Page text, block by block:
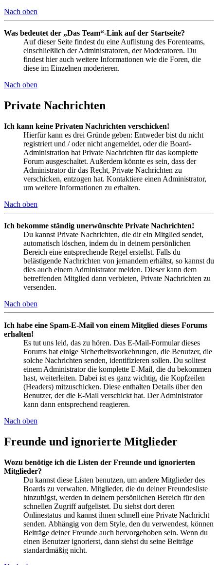
Nach oben
Was bedeutet der „Das Team“-Link auf der Startseite?
Auf dieser Seite findest du eine Auflistung des Forenteams,
einschließlich der Administratoren, der Moderatoren. Du
findest hier auch weitere Informationen wie die Foren, die
diese im Einzelnen moderieren.
Nach oben
Private Nachrichten
Ich kann keine Privaten Nachrichten verschicken!
Hierfür kann es drei Gründe geben: Entweder bist du nicht
registriert und / oder nicht angemeldet, oder die Board-
Administration hat Private Nachrichten für das komplette
Forum ausgeschaltet. Außerdem könnte es sein, dass der
Administrator dir das Recht, Private Nachrichten zu
verschicken, entzogen hat. Kontaktiere einen Administrator,
um weitere Informationen zu erhalten.
Nach oben
Ich bekomme ständig unerwünschte Private Nachrichten!
Du kannst Private Nachrichten, die dir ein Mitglied sendet,
automatisch löschen, indem du in deinem persönlichen
Bereich eine entsprechende Regel erstellst. Falls du
belästigende Nachrichten von jemandem erhältst, so kannst du
dies auch einem Administrator melden. Dieser kann dem
betreffenden Mitglied dann verbieten, Private Nachrichten zu
versenden.
Nach oben
Ich habe eine Spam-E-Mail von einem Mitglied dieses Forums
erhalten!
Es tut uns leid, das zu hören. Das E-Mail-Formular dieses
Forums hat einige Sicherheitsvorkehrungen, die Benutzer, die
solche Nachrichten senden, identifizieren sollen. Du solltest
einem Administrator die komplette E-Mail, die du bekommen
hast, weiterleiten. Dabei ist es ganz wichtig, die Kopfzeilen
(Headers) mitzuschicken. Diese enthalten Details über den
Benutzer, der die E-Mail verschickt hat. Der Administrator
kann dann entsprechend reagieren.
Nach oben
Freunde und ignorierte Mitglieder
Wozu benötige ich die Listen der Freunde und ignorierten
Mitglieder?
Du kannst diese Listen benutzen, um andere Mitglieder des
Boards zu verwalten. Mitglieder, die du deiner Freundesliste
hinzufügst, werden in deinem persönlichen Bereich für den
schnellen Zugriff aufgelistet. Du siehst dort deren
Onlinestatus und kannst ihnen schnell eine Private Nachricht
senden. Abhängig von dem Style, den du verwendest, können
Beiträge deiner Freunde auch hervorgehoben sein. Wenn du
einen Benutzer ignorierst, dann siehst du seine Beiträge
standardmäßig nicht.